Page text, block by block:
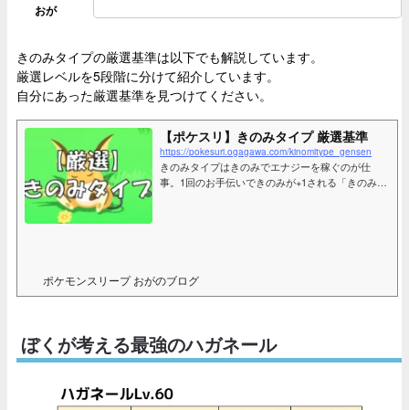
きのみタイプの厳選基準は以下でも解説しています。
厳選レベルを5段階に分けて紹介しています。
自分にあった厳選基準を見つけてください。
【ポケスリ】きのみタイプ 厳選基準
https://pokesuri.ogagawa.com/kinomitype_gensen
きのみタイプはきのみでエナジーを稼ぐのが仕
事。1回のお手伝いできのみが+1される「きのみの
ポケモンスリープ おがのブログ
ぼくが考える最強のハガネール